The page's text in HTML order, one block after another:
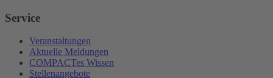
Service
Veranstaltungen
Aktuelle Meldungen
COMPACTes Wissen
Stellenangebote